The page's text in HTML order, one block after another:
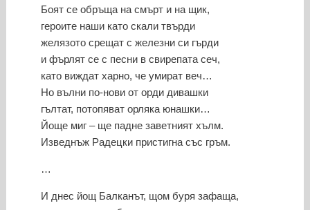
Боят се обръща на смърт и на щик,
героите наши като скали твърди
желязото срещат с железни си гърди
и фърлят се с песни в свирепата сеч,
като виждат харно, че умират веч…
Но вълни по-нови от орди дивашки
гълтат, потопяват орляка юнашки…
Йоще миг – ще падне заветният хълм.
Изведнъж Радецки пристигна със гръм.
…
И днес йощ Балканът, щом буря зафаща,